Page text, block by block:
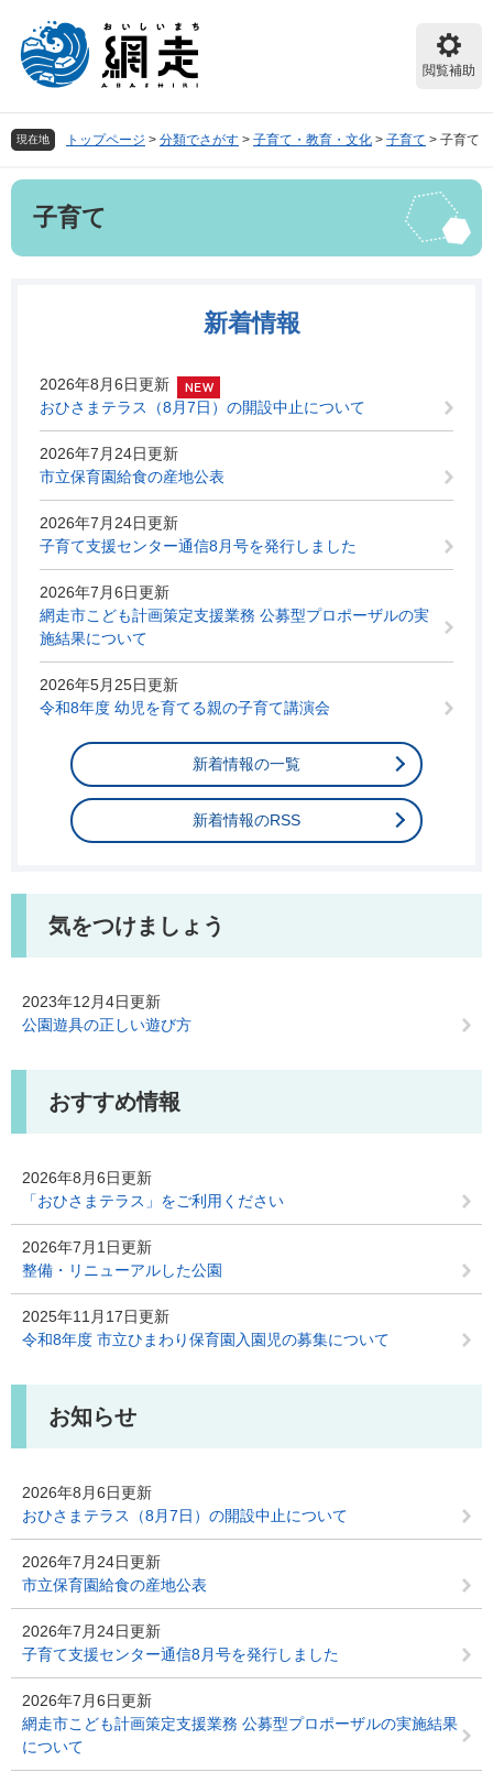
頭
で
飛
ば
閲覧補助
現在地 トップページ > 分類でさがす > 子育て・教育・文化 > 子育て > 子育て
本
子育て
新着情報
2026年8月6日更新
おひさまテラス（8月7日）の開設中止について
2026年7月24日更新
市立保育園給食の産地公表
2026年7月24日更新
子育て支援センター通信8月号を発行しました
2026年7月6日更新
網走市こども計画策定支援業務 公募型プロポーザルの実
施結果について
2026年5月25日更新
令和8年度 幼児を育てる親の子育て講演会
新着情報の一覧
新着情報のRSS
気をつけましょう
2023年12月4日更新
公園遊具の正しい遊び方
おすすめ情報
2026年8月6日更新
「おひさまテラス」をご利用ください
2026年7月1日更新
整備・リニューアルした公園
2025年11月17日更新
令和8年度 市立ひまわり保育園入園児の募集について
お知らせ
2026年8月6日更新
おひさまテラス（8月7日）の開設中止について
2026年7月24日更新
市立保育園給食の産地公表
2026年7月24日更新
子育て支援センター通信8月号を発行しました
2026年7月6日更新
網走市こども計画策定支援業務 公募型プロポーザルの実施結果
について